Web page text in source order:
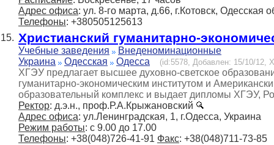
Адрес офиса: ул. 8-го марта, д.66, г.Котовск, Одесская
Телефоны: +380505125613
15. Христианский гуманитарно-
Учебные заведения
Внеденоминационные
Украина
Одесская Одесса (id:5578, Добавлен: 15/10/12,
ХГЭУ предлагает высшее духовно-светское
гуманитарно-экономическим институтом и
образовательный комплекс и выдает дипломы ХГЭУ,
Ректор: д.э.н., проф.Р.А.Крыжановский
Адрес офиса: ул.Ленинградская, 1, г.Одесса, Украина
Режим работы: с 9.00 до 17.00
Телефоны: +38(048)726-41-91 Факс: +38(048)711-73-85